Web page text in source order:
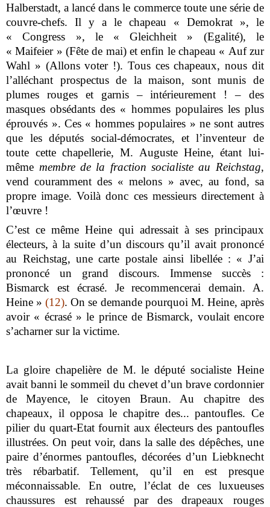
Halberstadt, a lancé dans le commerce toute une série de
couvre-chefs. Il y a le chapeau « Demokrat », le
« Congress », le « Gleichheit » (Egalité), le
« Maifeier » (Fête de mai) et enfin le chapeau « Auf zur
Wahl » (Allons voter !). Tous ces chapeaux, nous dit
l’alléchant prospectus de la maison, sont munis de
plumes rouges et garnis – intérieurement ! – des
masques obsédants des « hommes populaires les plus
éprouvés ». Ces « hommes populaires » ne sont autres
que les députés social-démocrates, et l’inventeur de
toute cette chapellerie, M. Auguste Heine, étant lui-
même membre de la fraction socialiste au Reichstag,
vend couramment des « melons » avec, au fond, sa
propre image. Voilà donc ces messieurs directement à
l’œuvre !
C’est ce même Heine qui adressait à ses principaux
électeurs, à la suite d’un discours qu’il avait prononcé
au Reichstag, une carte postale ainsi libellée : « J’ai
prononcé un grand discours. Immense succès :
Bismarck est écrasé. Je recommencerai demain. A.
Heine »(12). On se demande pourquoi M. Heine, après
avoir « écrasé » le prince de Bismarck, voulait encore
s’acharner sur la victime.
La gloire chapelière de M. le député socialiste Heine
avait banni le sommeil du chevet d’un brave cordonnier
de Mayence, le citoyen Braun. Au chapitre des
chapeaux, il opposa le chapitre des... pantoufles. Ce
pilier du quart-Etat fournit aux électeurs des pantoufles
illustrées. On peut voir, dans la salle des dépêches, une
paire d’énormes pantoufles, décorées d’un Liebknecht
très rébarbatif. Tellement, qu’il en est presque
méconnaissable. En outre, l’éclat de ces luxueuses
chaussures est rehaussé par des drapeaux rouges